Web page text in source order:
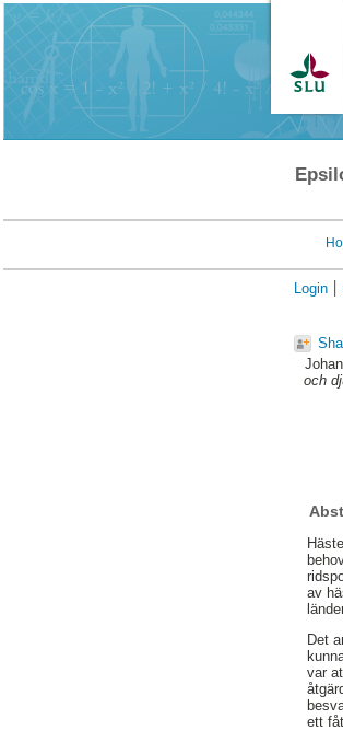
Login
och
av
Det
var
ett